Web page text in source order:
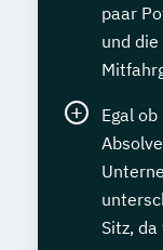
paar
und
Egal
Sitz,